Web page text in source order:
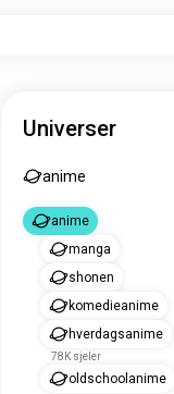
Universer
anime
anime
manga
shonen
komedieanime
hverdagsanime
78K sjeler
oldschoolanime